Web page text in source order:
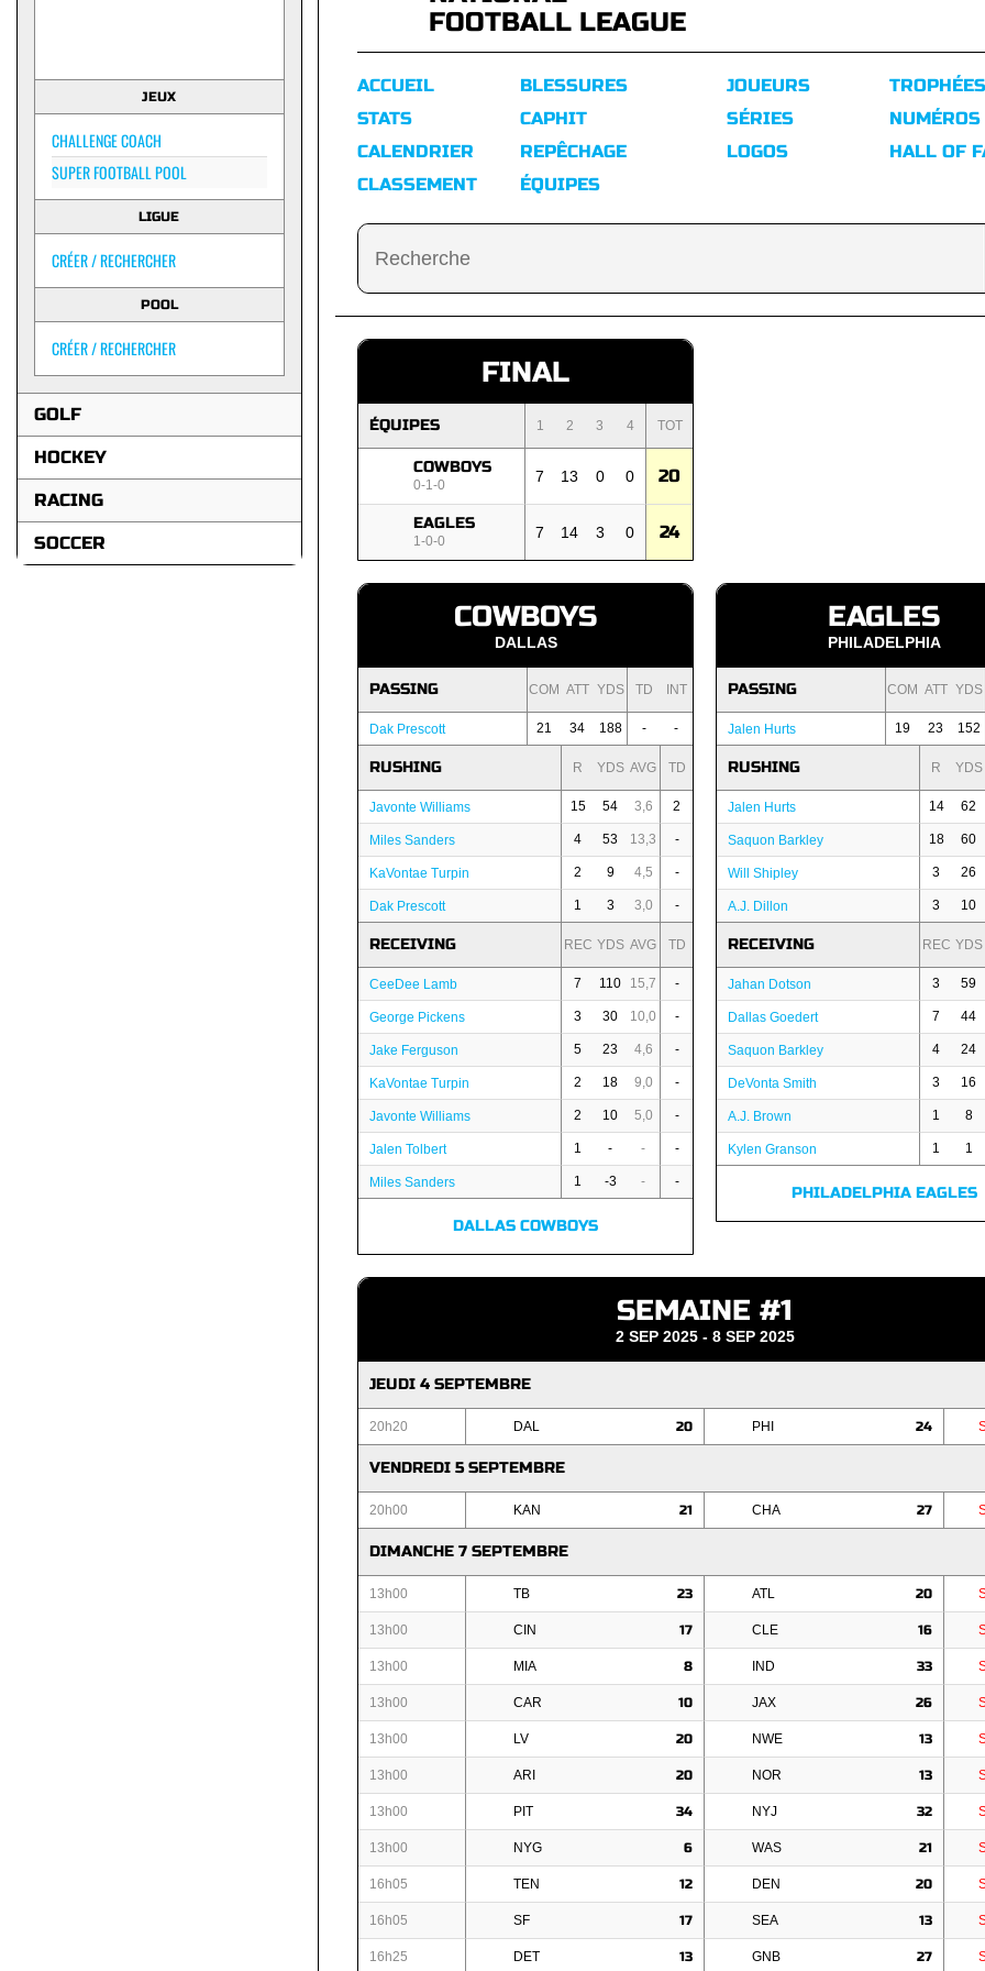
JEUX
CHALLENGE COACH
SUPER FOOTBALL POOL
LIGUE
CRÉER / RECHERCHER
POOL
CRÉER / RECHERCHER
GOLF
HOCKEY
RACING
SOCCER
FOOTBALL LEAGUE
ACCUEIL
STATS
CALENDRIER
CLASSEMENT
BLESSURES
CAPHIT
REPÊCHAGE
ÉQUIPES
JOUEURS
SÉRIES
LOGOS
TROPHÉES
NUMÉROS
HALL OF
FINAL
ÉQUIPES 1 2 3 4 TOT
COWBOYS
0-1-0 7 13 0 0 20
EAGLES
1-0-0 7 14 3 0 24
COWBOYS
DALLAS
PASSING COM ATT YDS TD INT
Dak Prescott 21 34 188 - -
RUSHING R YDS AVG TD
Javonte Williams 15 54 3,6 2
Miles Sanders 4 53 13,3 -
KaVontae Turpin 2 9 4,5 -
Dak Prescott 1 3 3,0 -
RECEIVING REC YDS AVG TD
CeeDee Lamb 7 110 15,7 -
George Pickens 3 30 10,0 -
Jake Ferguson 5 23 4,6 -
KaVontae Turpin 2 18 9,0 -
Javonte Williams 2 10 5,0 -
Jalen Tolbert 1 - - -
Miles Sanders 1 -3 - -
DALLAS COWBOYS
EAGLES
PHILADELPHIA
PASSING COM ATT YDS
Jalen Hurts 19 23 152
RUSHING R YDS
Jalen Hurts 14 62
Saquon Barkley 18 60
Will Shipley 3 26
A.J. Dillon 3 10
RECEIVING REC YDS
Jahan Dotson 3 59
Dallas Goedert 7 44
Saquon Barkley 4 24
DeVonta Smith 3 16
A.J. Brown 1 8
Kylen Granson 1 1
PHILADELPHIA EAGLES
SEMAINE #1
2 SEP 2025 - 8 SEP 2025
JEUDI 4 SEPTEMBRE
20h20 DAL 20 PHI 24
VENDREDI 5 SEPTEMBRE
20h00 KAN 21 CHA 27
DIMANCHE 7 SEPTEMBRE
13h00 TB 23 ATL 20
13h00 CIN 17 CLE 16
13h00 MIA 8 IND 33
13h00 CAR 10 JAX 26
13h00 LV 20 NWE 13
13h00 ARI 20 NOR 13
13h00 PIT 34 NYJ 32
13h00 NYG 6 WAS 21
16h05 TEN 12 DEN 20
16h05 SF 17 SEA 13
16h25 DET 13 GNB 27